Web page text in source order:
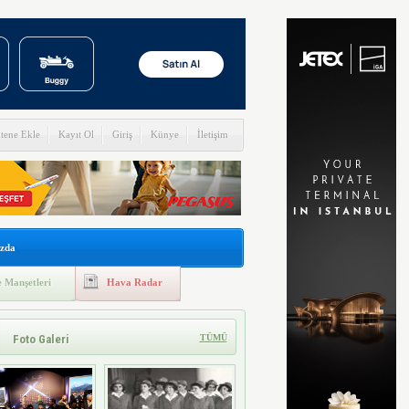
Ekle Kayıt Ol Giriş Künye İletişim
Manşetleri Hava Radar
Foto Galeri TÜMÜ